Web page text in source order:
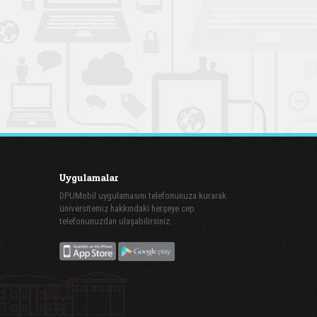
Uygulamalar
DPUMobil uygulamasını telefonunuza kurarak
üniversitemiz hakkındaki herşeye cep
telefonunuzdan ulaşabilirsiniz.